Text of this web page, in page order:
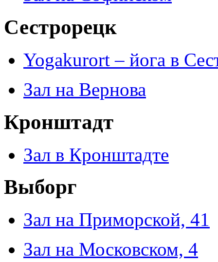
Сестрорецк
Yogakurort – йога в
Зал на Вернова
Кронштадт
Зал в Кронштадте
Выборг
Зал на Приморской, 41
Зал на Московском, 4